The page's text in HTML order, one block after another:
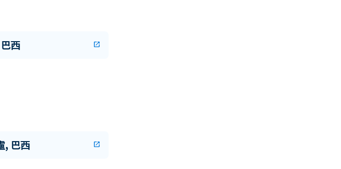
西 open_in_new
, 巴西 open_in_new